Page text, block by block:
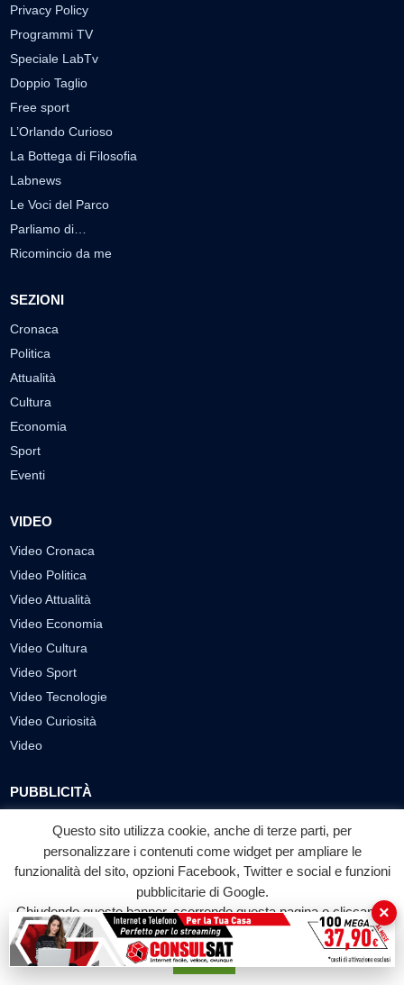
Privacy Policy
Programmi TV
Speciale LabTv
Doppio Taglio
Free sport
L’Orlando Curioso
La Bottega di Filosofia
Labnews
Le Voci del Parco
Parliamo di…
Ricomincio da me
SEZIONI
Cronaca
Politica
Attualità
Cultura
Economia
Sport
Eventi
VIDEO
Video Cronaca
Video Politica
Video Attualità
Video Economia
Video Cultura
Video Sport
Video Tecnologie
Video Curiosità
Video
PUBBLICITÀ
SEGUICI SUI SOCIAL
f
Facebook
◎
Instagram
▶
YouTube
© 2026 LABTV - Tutti i diritti riservati
Questo sito utilizza cookie, anche di terze parti, per
personalizzare i contenuti come widget per ampliare le
funzionalità del sito, opzioni Facebook, Twitter e social e funzioni
pubblicitarie di Google.
Chiudendo questo banner, scorrendo questa pagina o cliccando
su qualunque suo elemento acconsenti all'uso dei cookie.
Accetta
×